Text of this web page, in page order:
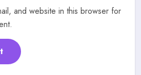
and website in this browser for